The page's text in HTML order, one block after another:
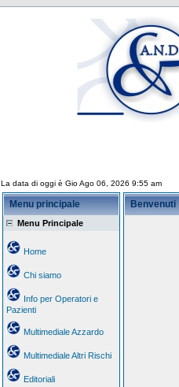
La data di oggi è Gio Ago 06, 2026 9:55 am
Menu principale
Menu Principale
Home
Chi siamo
Info per Operatori e
Pazienti
Multimediale Azzardo
Multimediale Altri Rischi
Editoriali
Benvenuti